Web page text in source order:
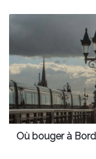
Bordeaux
cette
semaine
du
15
au
Où bouger à